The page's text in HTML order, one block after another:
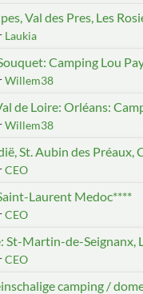
Val des Pres, Les
Laukia
Camping Lou
Willem38
de Loire: Orléans:
Willem38
St. Aubin des Préaux,
CEO
Laurent Medoc****
CEO
St-Martin-de-Seignanx,
CEO
camping /